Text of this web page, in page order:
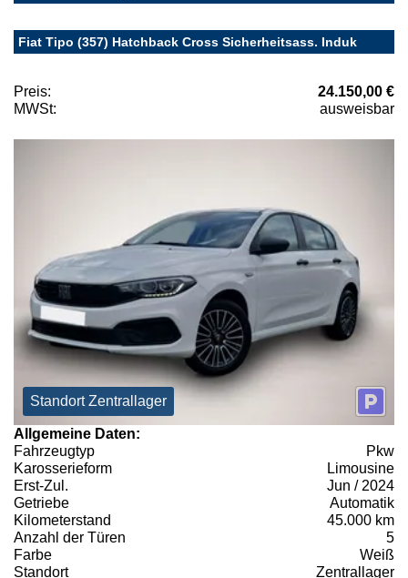
Fiat Tipo (357) Hatchback Cross Sicherheitsass. Induk
Preis:
24.150,00 €
MWSt:
ausweisbar
Standort Zentrallager
Allgemeine Daten:
Fahrzeugtyp
Pkw
Karosserieform
Limousine
Erst-Zul.
Jun / 2024
Getriebe
Automatik
Kilometerstand
45.000 km
Anzahl der Türen
5
Farbe
Weiß
Standort
Zentrallager